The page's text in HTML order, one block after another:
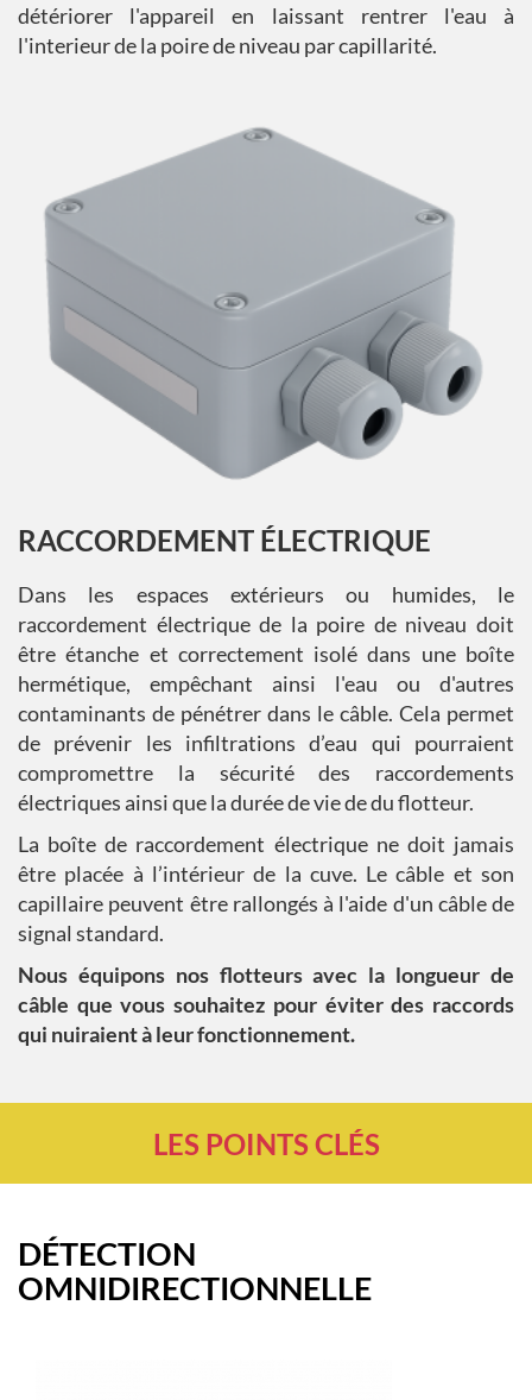
détériorer l'appareil en laissant rentrer l'eau à
l'interieur de la poire de niveau par capillarité.
RACCORDEMENT ÉLECTRIQUE
Dans les espaces extérieurs ou humides, le
raccordement électrique de la poire de niveau doit
être étanche et correctement isolé dans une boîte
hermétique, empêchant ainsi l'eau ou d'autres
contaminants de pénétrer dans le câble. Cela permet
de prévenir les infiltrations d’eau qui pourraient
compromettre la sécurité des raccordements
électriques ainsi que la durée de vie de du flotteur.
La boîte de raccordement électrique ne doit jamais
être placée à l’intérieur de la cuve. Le câble et son
capillaire peuvent être rallongés à l'aide d'un câble de
signal standard.
Nous équipons nos flotteurs avec la longueur de
câble que vous souhaitez pour éviter des raccords
qui nuiraient à leur fonctionnement.
LES POINTS CLÉS
DÉTECTION
OMNIDIRECTIONNELLE